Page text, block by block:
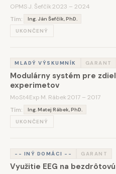
OPMSJ. Šefčík2023 – 2024
Tím:
Ing. Ján Šefčík, PhD.
UKONČENÝ
MLADÝ VÝSKUMNÍK GARANT
Modulárny systém pre
experimetov
MoSt4Exp M. Rábek2017 – 2017
Tím:
Ing. Matej Rábek, PhD.
UKONČENÝ
-- INÝ DOMÁCI -- GARANT
Využitie EEG na